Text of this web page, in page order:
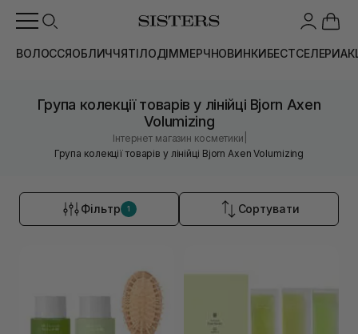
ВОЛОССЯОБЛИЧЧЯТІЛОДІММЕРЧНОВИНКИБЕСТСЕЛЕРИ
Група колекції товарів у лінійці Bjorn Axen
Volumizing
Інтернет магазин косметики
Група колекції товарів у лінійці Bjorn Axen Volumizing
Фільтр 1 Сортувати